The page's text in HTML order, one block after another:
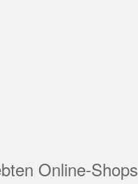
Online-Shops